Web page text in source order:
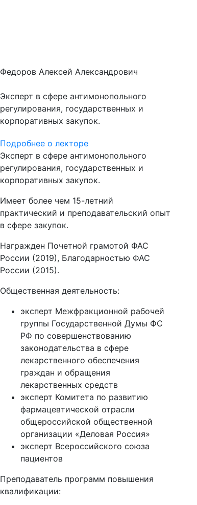
Федоров Алексей Александрович
Эксперт в сфере антимонопольного
регулирования, государственных и
корпоративных закупок.
Подробнее о лекторе
Эксперт в сфере антимонопольного
регулирования, государственных и
корпоративных закупок.
Имеет более чем 15-летний
практический и преподавательский опыт
в сфере закупок.
Награжден Почетной грамотой ФАС
России (2019), Благодарностью ФАС
России (2015).
Общественная деятельность:
эксперт Межфракционной рабочей
группы Государственной Думы ФС
РФ по совершенствованию
законодательства в сфере
лекарственного обеспечения
граждан и обращения
лекарственных средств
эксперт Комитета по развитию
фармацевтической отрасли
общероссийской общественной
организации «Деловая Россия»
эксперт Всероссийского союза
пациентов
Преподаватель программ повышения
квалификации: